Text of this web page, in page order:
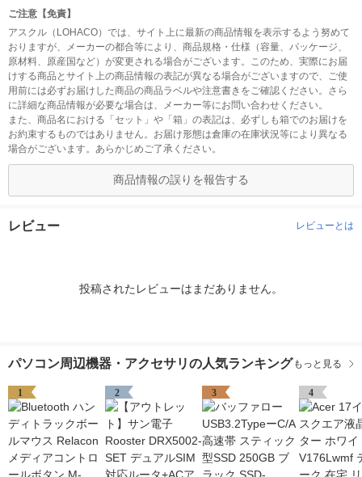
ご注意【免責】
アスクル（LOHACO）では、サイト上に最新の商品情報を表示するよう努めて
おりますが、メーカーの都合等により、商品規格・仕様（容量、パッケージ、
原材料、原産国など）が変更される場合がございます。このため、実際にお届
けする商品とサイト上の商品情報の表記が異なる場合がございますので、ご使
用前には必ずお届けした商品の商品ラベルや注意書きをご確認ください。さら
に詳細な商品情報が必要な場合は、メーカー等にお問い合わせください。
また、商品名における「セット」や「箱」の表記は、必ずしも箱でのお届けを
お約束するものではありません。お届け形態は倉庫の在庫状況等により異なる
場合がございます。あらかじめご了承ください。
商品情報の誤りを報告する
レビュー レビューとは
投稿されたレビューはまだありません。
パソコン周辺機器・アクセサリの人気ランキング もっと見る
1 2 3 4